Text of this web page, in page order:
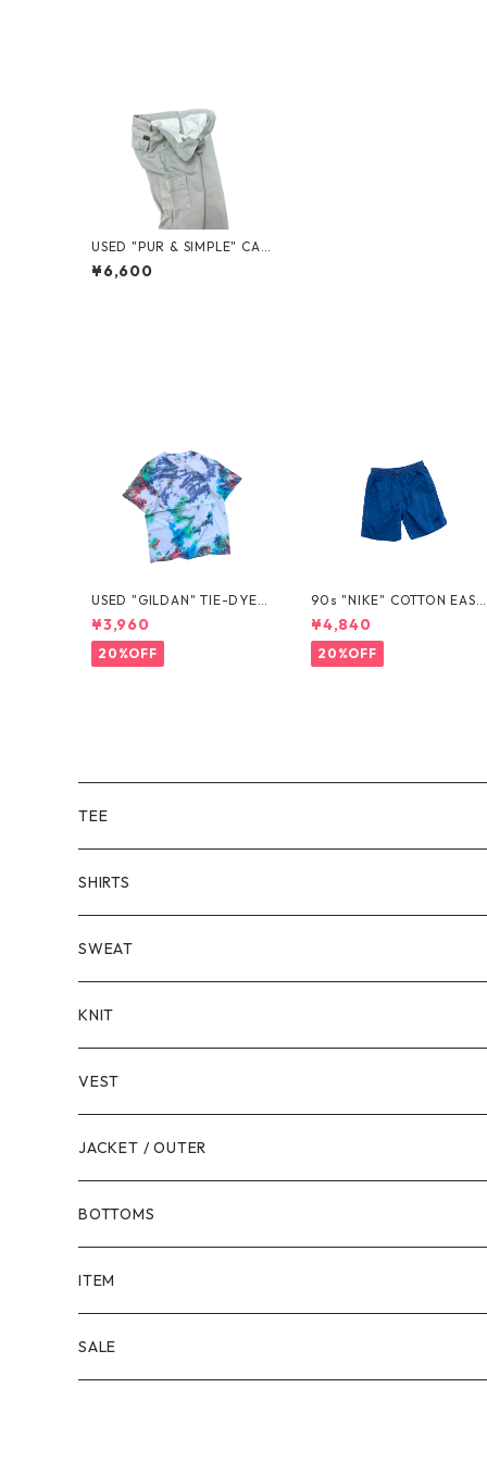
USED "PUR & SIMPLE" CAR
GO WORK PANTS
¥6,600
USED "GILDAN" TIE-DYE T
EE
¥3,960
20%OFF
90s "NIKE" COTTON EASY
SHORTS
¥4,840
20%OFF
TEE
SHORT SLEEVE
LONG SLEEVE
SHIRTS
SHORT SLEEVE
LONG SLEEVE
SWEAT
KNIT
VEST
JACKET / OUTER
BOTTOMS
SHORTS
PANTS
ITEM
SALE